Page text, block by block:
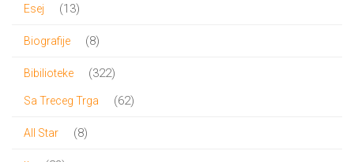
Esej 1313
Biografije 88
Bibilioteke 322322
proizvoda
Sa Treceg Trga 6262
All Star 88